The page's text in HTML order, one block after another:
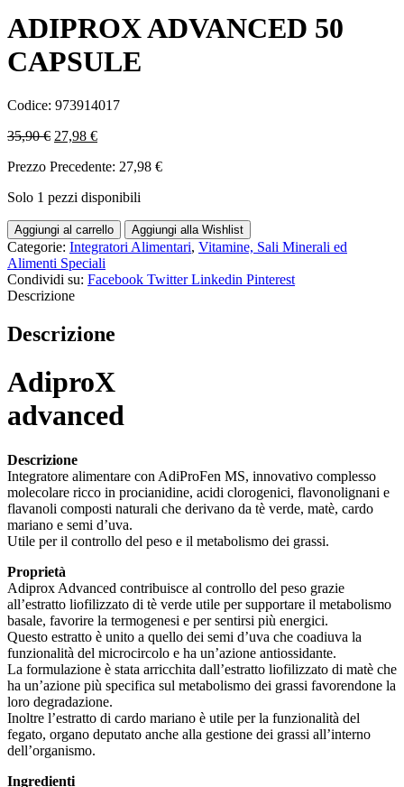
ADIPROX ADVANCED 50
CAPSULE
Codice: 973914017
35,90€ 27,98 €
Prezzo Precedente: 27,98 €
Solo 1 pezzi disponibili
Aggiungi al carrello Aggiungi alla Wishlist
Categorie: Integratori Alimentari, Vitamine, Sali Minerali ed
Alimenti Speciali
Condividi su: Facebook Twitter Linkedin Pinterest
Descrizione
Descrizione
AdiproX
advanced
Descrizione
Integratore alimentare con AdiProFen MS, innovativo complesso
molecolare ricco in procianidine, acidi clorogenici, flavonolignani e
flavanoli composti naturali che derivano da tè verde, matè, cardo
mariano e semi d’uva.
Utile per il controllo del peso e il metabolismo dei grassi.
Proprietà
Adiprox Advanced contribuisce al controllo del peso grazie
all’estratto liofilizzato di tè verde utile per supportare il metabolismo
basale, favorire la termogenesi e per sentirsi più energici.
Questo estratto è unito a quello dei semi d’uva che coadiuva la
funzionalità del microcircolo e ha un’azione antiossidante.
La formulazione è stata arricchita dall’estratto liofilizzato di matè che
ha un’azione più specifica sul metabolismo dei grassi favorendone la
loro degradazione.
Inoltre l’estratto di cardo mariano è utile per la funzionalità del
fegato, organo deputato anche alla gestione dei grassi all’interno
dell’organismo.
Ingredienti